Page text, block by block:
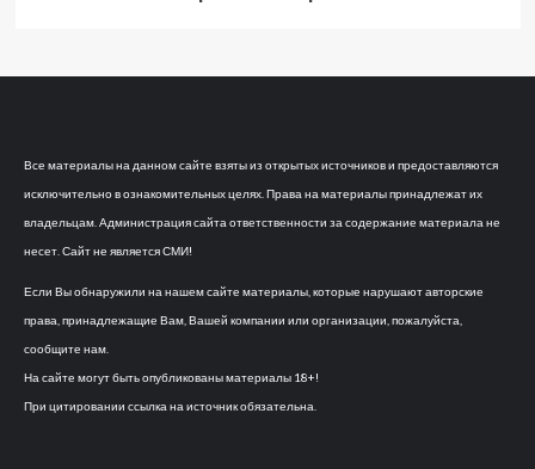
Все материалы на данном сайте взяты из открытых источников и предоставляются
исключительно в ознакомительных целях. Права на материалы принадлежат их
владельцам. Администрация сайта ответственности за содержание материала не
несет. Сайт не является СМИ!
Если Вы обнаружили на нашем сайте материалы, которые нарушают авторские
права, принадлежащие Вам, Вашей компании или организации, пожалуйста,
сообщите нам.
На сайте могут быть опубликованы материалы 18+!
При цитировании ссылка на источник обязательна.